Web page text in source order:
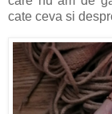
cate ceva si